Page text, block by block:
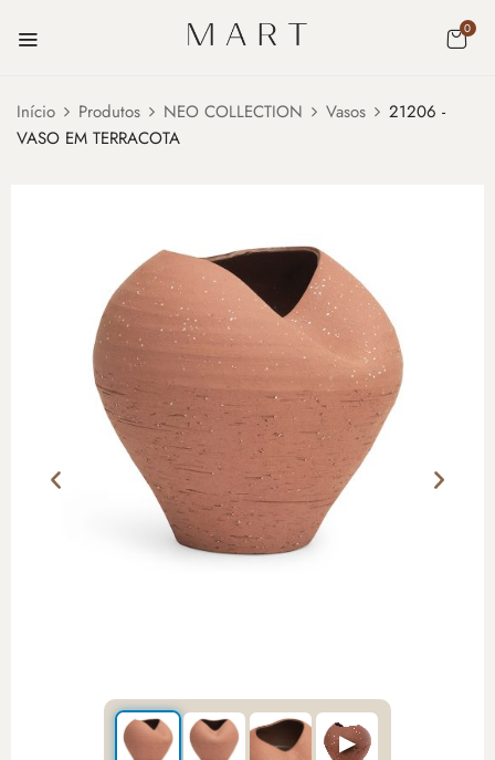
0
Início Produtos NEO COLLECTION Vasos
21206 -
VASO EM TERRACOTA
▶